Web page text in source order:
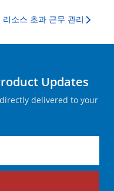
리소스 초과 근무 관리
Updates
delivered to your